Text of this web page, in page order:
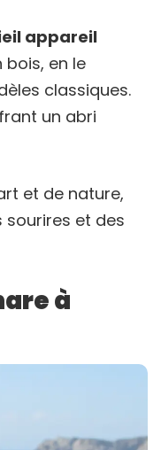
appareil
bois, en le
classiques.
un abri
et de nature,
sourires et des
à